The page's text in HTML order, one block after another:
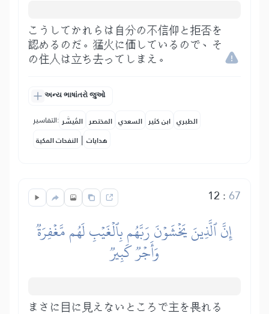
こうしてかれらは自分の不信仰と拒否を
認めるのだ。猛火に価しているので、そ
の住人は立ち去ってしまえ。
અન્ય ભાષાંતરો જુઓ
التفاسير: المُيسَّر المختصر السعدي ابن كثير الطبري
النفحات المكية | هدايات
12 :67
إِنَّ ٱلَّذِينَ يَخۡشَوۡنَ رَبَّهُم بِٱلۡغَيۡبِ لَهُم مَّغۡفِرَةٞ
وَأَجۡرٞ كَبِيرٞ
まさに目に見えないところで主を畏れる